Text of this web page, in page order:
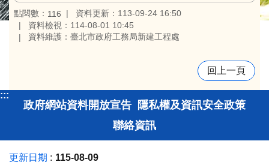
點閱數： 116
資料更新：113-09-24 16:50
資料檢視：114-08-01 10:45
資料維護：臺北市政府工務局新建工程處
回上一頁
:::
政府網站資料開放宣告 隱私權及資訊安全政策
聯絡資訊
更新日期
115-08-09